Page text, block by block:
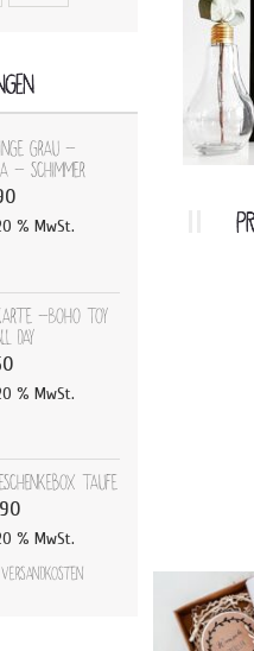
grau -
- schimmer
% MwSt.
-Boho Toy
day
% MwSt.
Taufe
% MwSt.
Versandkosten